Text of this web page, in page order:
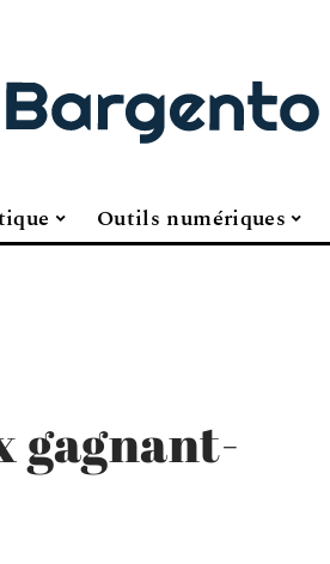
Outils numériques
gagnant-